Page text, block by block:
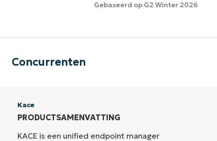
Gebaseerd op G2 Winter 2026
Concurrenten
Kace
PRODUCTSAMENVATTING
KACE is een unified endpoint manager